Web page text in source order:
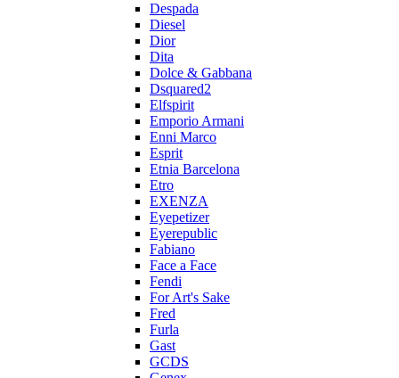
Despada
Diesel
Dior
Dita
Dolce & Gabbana
Dsquared2
Elfspirit
Emporio Armani
Enni Marco
Esprit
Etnia Barcelona
Etro
EXENZA
Eyepetizer
Eyerepublic
Fabiano
Face a Face
Fendi
For Art's Sake
Fred
Furla
Gast
GCDS